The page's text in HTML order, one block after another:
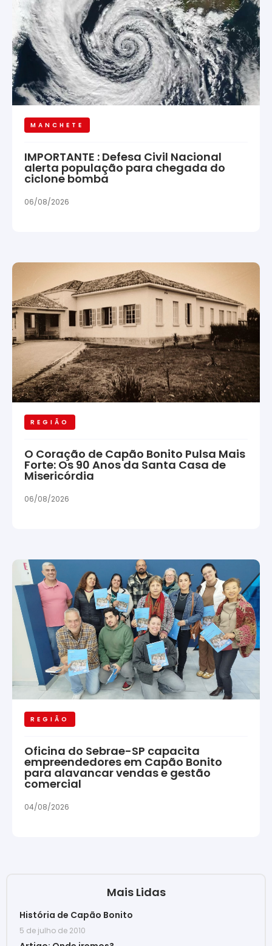
MANCHETE
IMPORTANTE : Defesa Civil Nacional
alerta população para chegada do
ciclone bomba
06/08/2026
REGIÃO
O Coração de Capão Bonito Pulsa Mais
Forte: Os 90 Anos da Santa Casa de
Misericórdia
06/08/2026
REGIÃO
Oficina do Sebrae-SP capacita
empreendedores em Capão Bonito
para alavancar vendas e gestão
comercial
04/08/2026
Mais Lidas
História de Capão Bonito
5 de julho de 2010